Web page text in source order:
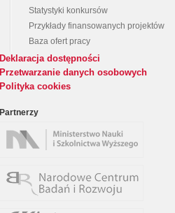
Statystyki konkursów
Przykłady finansowanych projektów
Baza ofert pracy
Deklaracja dostępności
Przetwarzanie danych osobowych
Polityka cookies
Partnerzy